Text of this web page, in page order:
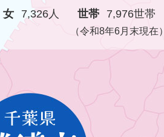
女 7,326人 世帯 7,976世帯
（令和8年6月末現在）